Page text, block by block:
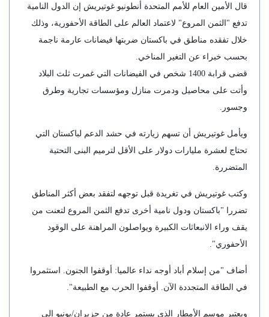
قال الأمين العام للأمم المتحدة أنطونيو غوتيريش إن الدول النامية
تدفع "الثمن المروع" لاعتماد العالم على الطاقة الأحفورية، وذلك
خلال تفقده مناطق في باكستان ضربتها فيضانات عارمة ناجمة
بحسب خبراء عن التغير المناخي.
قضى قرابة 1400 شخص في الفيضانات التي غمرت ثلث البلاد
وأتت على محاصيل ودمرت منازل ومؤسسات تجارية وطرق
وجسور.
ويأمل غوتيريش أن تسهم زيارته في حشد الدعم لباكستان التي
تحتاج لعشرة مليارات دولار على الأقل لترميم البنى التحتية
المتضررة.
وكتب غوتيريش في تغريدة قبل توجهه لتفقد بعض أكثر المناطق
تضررا "باكستان ودول نامية أخرى تدفع الثمن المروع لتعنت من
يقف وراء الانبعاثات الكبيرة ويواصلون المراهنة على الوقود
الأحفوري".
أضاف "من إسلام أباد أوجه نداء عالميا: أوقفوا الجنون. استثمروا
في الطاقة المتجددة الآن. أوقفوا الحرب مع الطبيعة".
ويعتبر موسم الأمطار الذي يستمر عادة من حزيران/يونيو إلى